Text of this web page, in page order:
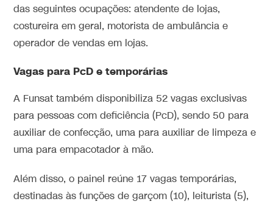
das seguintes ocupações: atendente de lojas,
costureira em geral, motorista de ambulância e
operador de vendas em lojas.
Vagas para PcD e temporárias
A Funsat também disponibiliza 52 vagas exclusivas
para pessoas com deficiência (PcD), sendo 50 para
auxiliar de confecção, uma para auxiliar de limpeza e
uma para empacotador à mão.
Além disso, o painel reúne 17 vagas temporárias,
destinadas às funções de garçom (10), leiturista (5),